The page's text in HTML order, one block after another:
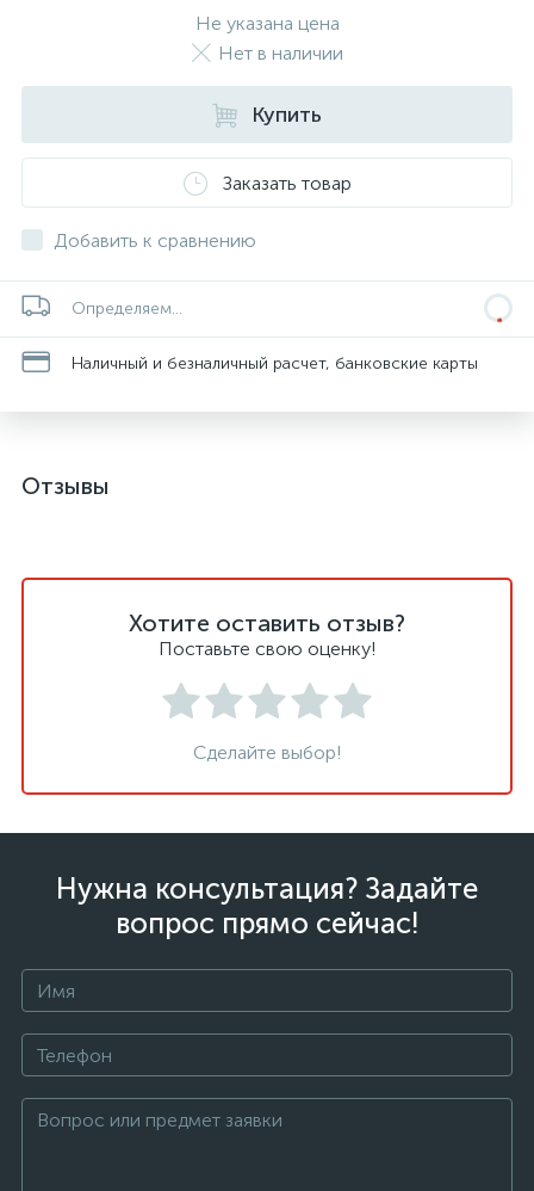
Не указана цена
Нет в наличии
Купить
Заказать товар
Добавить к сравнению
Определяем...
Наличный и безналичный расчет, банковские карты
Отзывы
Хотите оставить отзыв?
Поставьте свою оценку!
Сделайте выбор!
Нужна консультация? Задайте
вопрос прямо сейчас!